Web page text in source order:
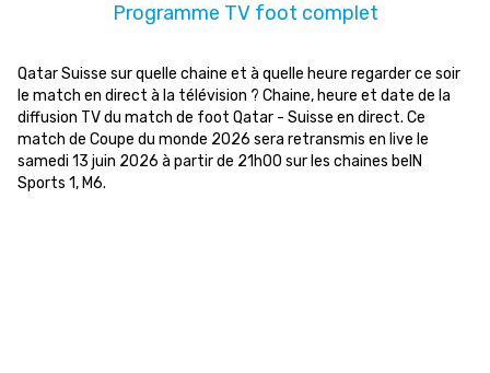
Programme TV foot complet
Qatar Suisse sur quelle chaine et à quelle heure regarder ce soir
le match en direct à la télévision ? Chaine, heure et date de la
diffusion TV du match de foot Qatar - Suisse en direct. Ce
match de Coupe du monde 2026 sera retransmis en live le
samedi 13 juin 2026 à partir de 21h00 sur les chaines beIN
Sports 1, M6.